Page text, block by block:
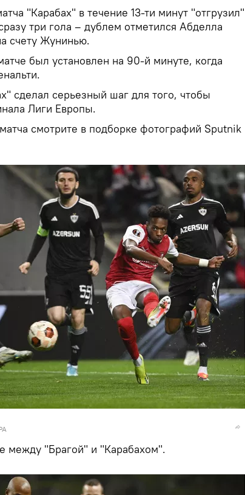
"Карабах" в течение 13-ти минут "отгрузил"
три гола – дублем отметился Абделла
счету Жунинью.
был установлен на 90-й минуте, когда
сделал серьезный шаг для того, чтобы
Лиги Европы.
смотрите в подборке фотографий Sputnik
между "Брагой" и "Карабахом".